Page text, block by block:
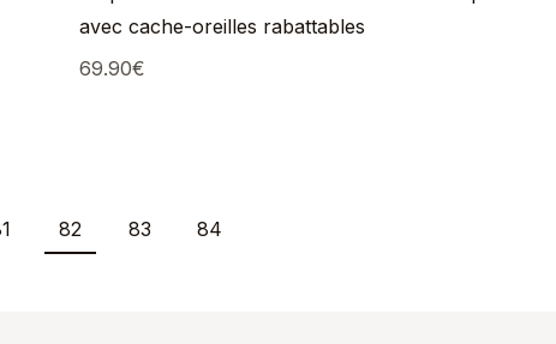
avec cache-oreilles rabattables
69.90€
82 83 84